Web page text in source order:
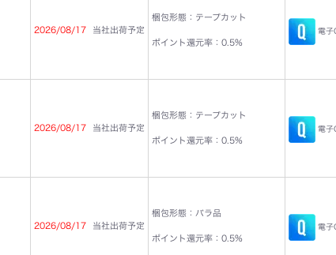
2026/08/17
当社出荷予定
梱包形態：テープカット
ポイント還元率：0.5%
電子
2026/08/17
当社出荷予定
梱包形態：テープカット
ポイント還元率：0.5%
電子
2026/08/17
当社出荷予定
梱包形態：バラ品
ポイント還元率：0.5%
電子